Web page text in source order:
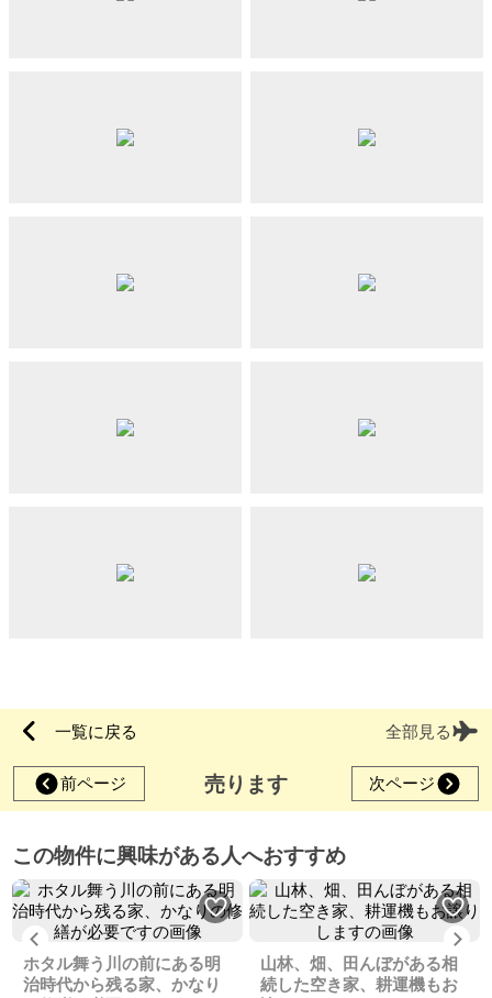
一覧に戻る 全部見る
前ページ 売ります 次ページ
この物件に興味がある人へおすすめ
Previous
ホタル舞う川の前にある明
治時代から残る家、かなり
山林、畑、田んぼがある相
続した空き家、耕運機もお